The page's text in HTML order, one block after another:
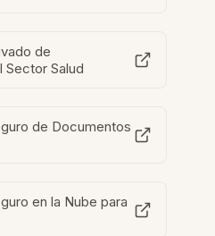
de
Sector Salud
de Documentos
en la Nube para